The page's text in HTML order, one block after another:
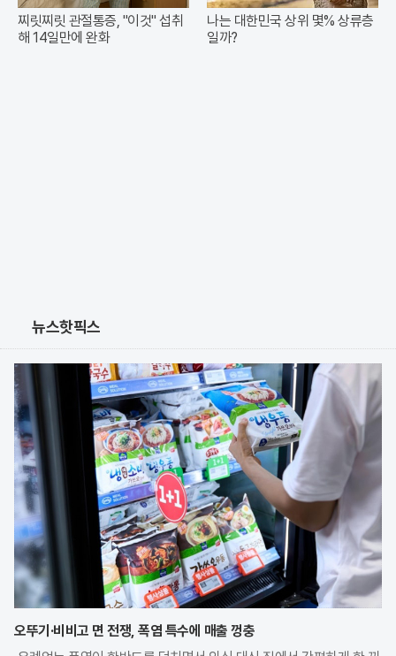
찌릿찌릿 관절통증, "이것" 섭취
해 14일만에 완화
나는 대한민국 상위 몇% 상류층
일까?
뉴스핫픽스
오뚜기·비비고 면 전쟁, 폭염 특수에 매출 껑충